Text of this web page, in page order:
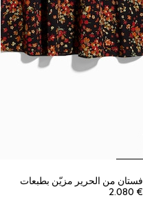
فستان من الحرير مزيّن بطبعات
€ 2.080